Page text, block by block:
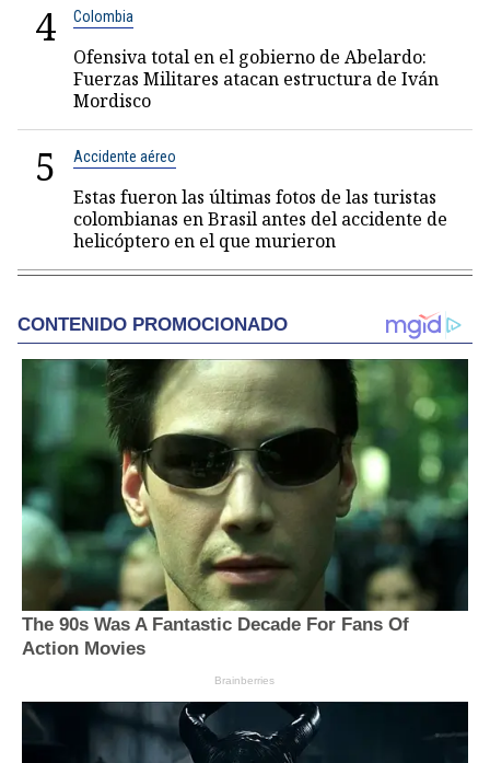
4 Colombia
Ofensiva total en el gobierno de Abelardo:
Fuerzas Militares atacan estructura de Iván
Mordisco
5 Accidente aéreo
Estas fueron las últimas fotos de las turistas
colombianas en Brasil antes del accidente de
helicóptero en el que murieron